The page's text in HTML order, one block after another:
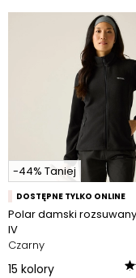
-44% Taniej
DOSTĘPNE TYLKO ONLINE
Polar damski
IV
Czarny
15 kolory